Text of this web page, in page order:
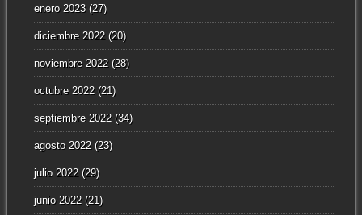
enero 2023(27)
diciembre 2022(20)
noviembre 2022(28)
octubre 2022(21)
septiembre 2022(34)
agosto 2022(23)
julio 2022(29)
junio 2022(21)